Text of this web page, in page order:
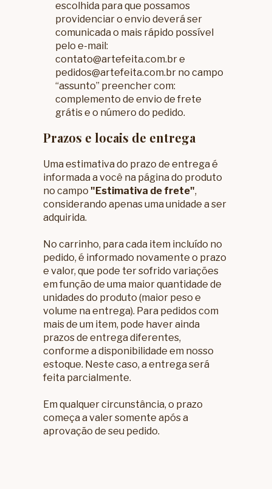
escolhida para que possamos
providenciar o envio deverá ser
comunicada o mais rápido possível
pelo e-mail:
contato@artefeita.com.bre
pedidos@artefeita.com.br no campo
“assunto” preencher com:
complemento de envio de frete
grátis e o número do pedido.
Prazos e locais de entrega
Uma estimativa do prazo de entrega é
informada a você na página do produto
no campo"Estimativa de frete",
considerando apenas uma unidade a ser
adquirida.
No carrinho, para cada item incluído no
pedido, é informado novamente o prazo
e valor, que pode ter sofrido variações
em função de uma maior quantidade de
unidades do produto (maior peso e
volume na entrega). Para pedidos com
mais de um item, pode haver ainda
prazos de entrega diferentes,
conforme a disponibilidade em nosso
estoque. Neste caso, a entrega será
feita parcialmente.
Em qualquer circunstância, o prazo
começa a valer somente após a
aprovação de seu pedido.